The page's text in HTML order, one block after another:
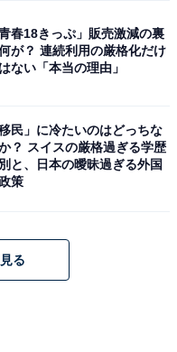
青春18きっぷ」販売激減の裏
が？ 連続利用の厳格化だけ
ない「本当の理由」
移民」に冷たいのはどっちな
？ スイスの厳格過ぎる学歴
と、日本の曖昧過ぎる外国
策
る